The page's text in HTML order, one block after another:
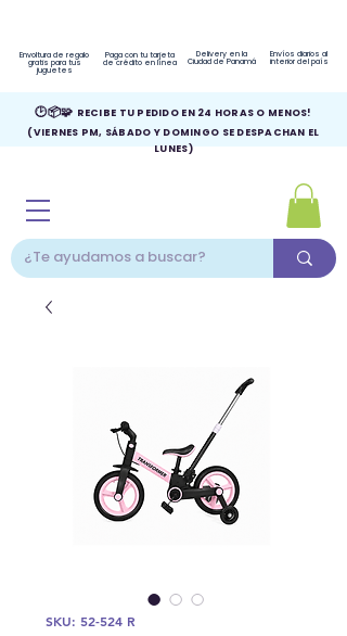
Envoltura de regalo
gratis para tus
juguetes
Paga con tu tarjeta
de crédito en línea
Delivery en la
Ciudad de Panamá
Envíos diarios al
interior del país
🕑📦🧩 RECIBE TU PEDIDO EN 24 HORAS O MENOS!
(VIERNES PM, SÁBADO Y DOMINGO SE DESPACHAN EL
LUNES)
SKU: 52-524 R